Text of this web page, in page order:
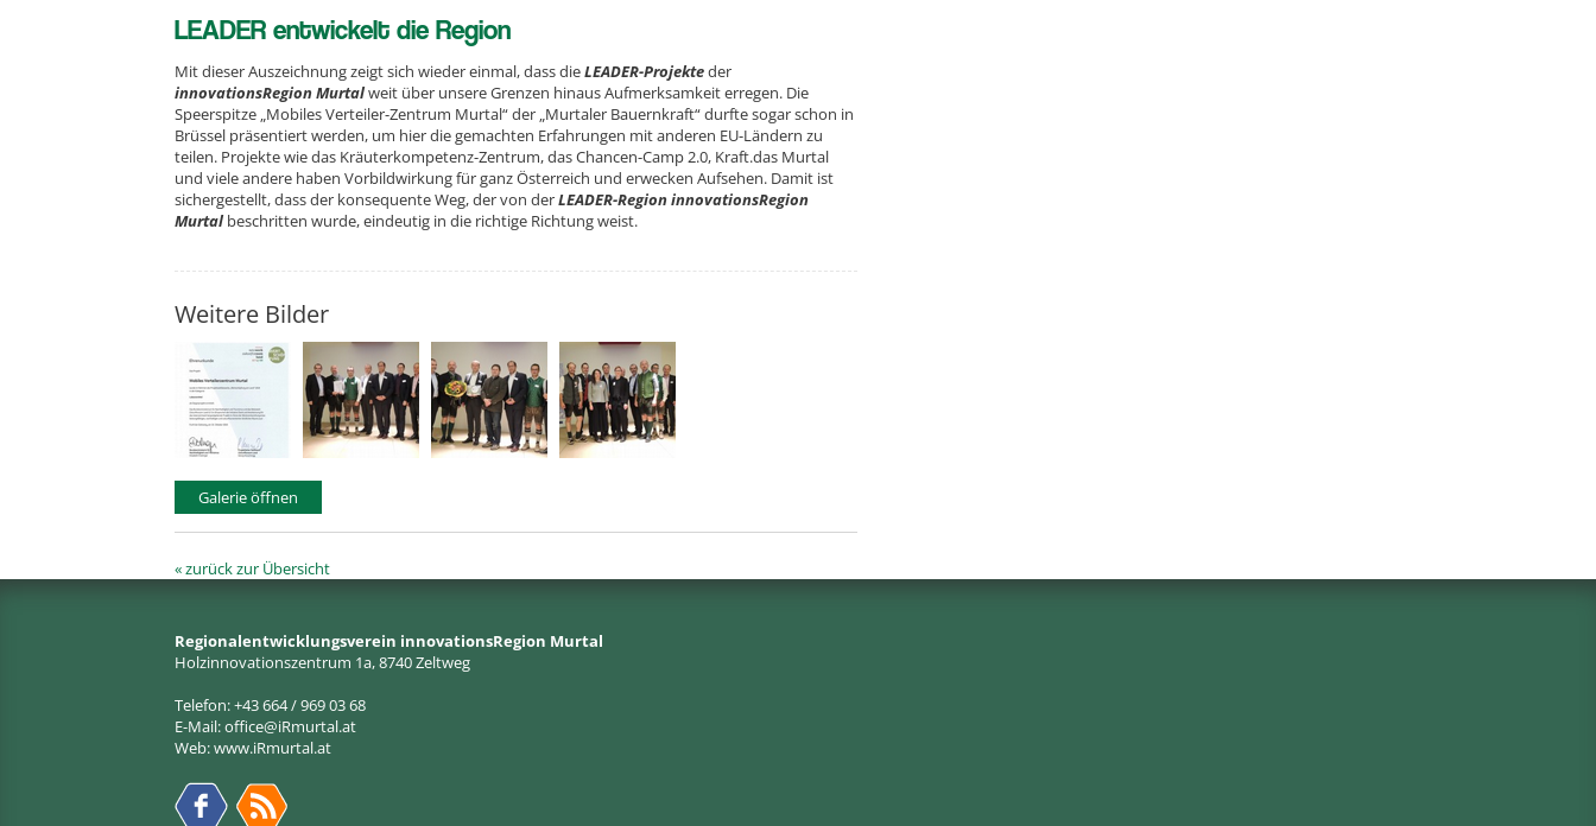
LEADER entwickelt die Region
Mit dieser Auszeichnung zeigt sich wieder einmal, dass dieLEADER-Projekteder
innovationsRegion Murtalweit über unsere Grenzen hinaus Aufmerksamkeit erregen. Die
Speerspitze „Mobiles Verteiler-Zentrum Murtal“ der „Murtaler Bauernkraft“ durfte sogar schon in
Brüssel präsentiert werden, um hier die gemachten Erfahrungen mit anderen EU-Ländern zu
teilen. Projekte wie das Kräuterkompetenz-Zentrum, das Chancen-Camp 2.0, Kraft.das Murtal
und viele andere haben Vorbildwirkung für ganz Österreich und erwecken Aufsehen. Damit ist
sichergestellt, dass der konsequente Weg, der von derLEADER-Region innovationsRegion
Murtalbeschritten wurde, eindeutig in die richtige Richtung weist.
Weitere Bilder
Galerie öffnen
« zurück zur Übersicht
Regionalentwicklungsverein innovationsRegion Murtal
Holzinnovationszentrum 1a, 8740 Zeltweg
Telefon: +43 664 / 969 03 68
E-Mail:office@iRmurtal.at
Web:www.iRmurtal.at